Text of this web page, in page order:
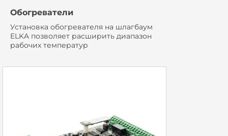
Обогреватели
Установка обогревателя на шлагбаум
ELKA позволяет расширить диапазон
рабочих температур